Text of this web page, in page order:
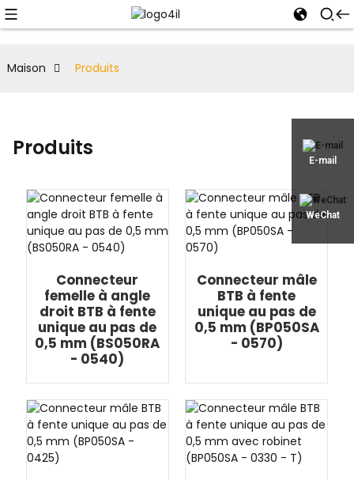
E-mail
WeChat
Maison Produits
Produits
Connecteur
femelle à angle
droit BTB à fente
unique au pas de
0,5 mm (BS050RA
- 0540)
Connecteur mâle
BTB à fente
unique au pas de
0,5 mm (BP050SA
- 0570)